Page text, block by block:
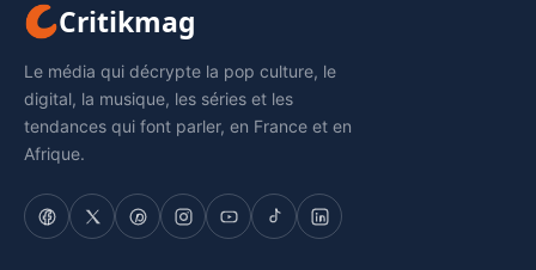
Critikmag
Le média qui décrypte la pop culture, le
digital, la musique, les séries et les
tendances qui font parler, en France et en
Afrique.